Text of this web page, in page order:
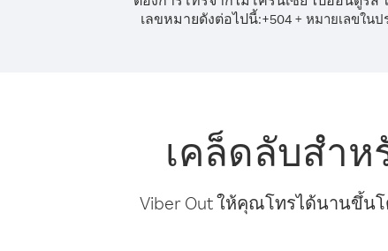
เลขหมายดังต่อไปนี้:+504 + หมายเลขในป
เคล็ดลับสำห
Viber Out ให้คุณโทรได้นานขึ้น